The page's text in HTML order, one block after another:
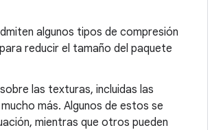
algunos tipos de compresión
reducir el tamaño del paquete
las texturas, incluidas las
más. Algunos de estos se
mientras que otros pueden